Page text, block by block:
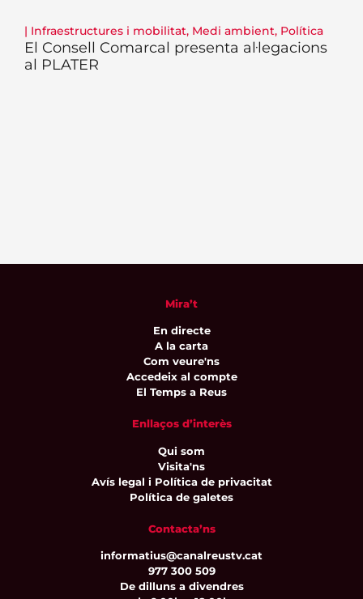
| Infraestructures i mobilitat, Medi ambient, Política
El Consell Comarcal presenta al·legacions
al PLATER
Mira’t
En directe
A la carta
Com veure'ns
Accedeix al compte
El Temps a Reus
Enllaços d’interès
Qui som
Visita'ns
Avís legal i Política de privacitat
Política de galetes
Contacta’ns
informatius@canalreustv.cat
977 300 509
De dilluns a divendres